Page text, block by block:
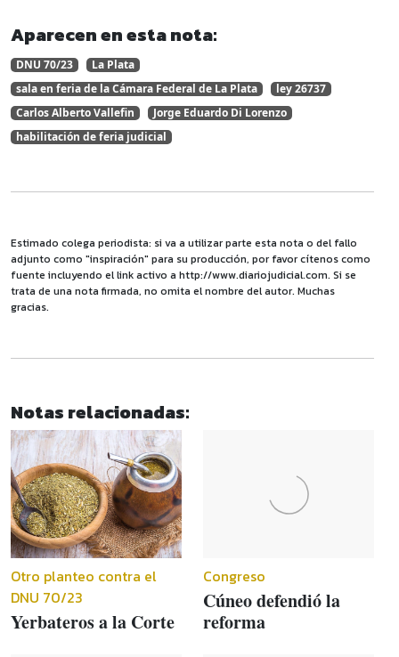
Aparecen en esta nota:
DNU 70/23
La Plata
sala en feria de la Cámara Federal de La Plata
ley 26737
Carlos Alberto Vallefin
Jorge Eduardo Di Lorenzo
habilitación de feria judicial
Estimado colega periodista: si va a utilizar parte esta nota o del fallo
adjunto como "inspiración" para su producción, por favor cítenos como
fuente incluyendo el link activo a http://www.diariojudicial.com. Si se
trata de una nota firmada, no omita el nombre del autor. Muchas
gracias.
Notas relacionadas:
Otro planteo contra el
DNU 70/23
Yerbateros a la Corte
Congreso
Cúneo defendió la
reforma